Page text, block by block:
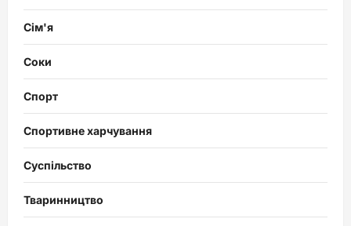
Сім'я
Соки
Спорт
Спортивне харчування
Суспільство
Тваринництво